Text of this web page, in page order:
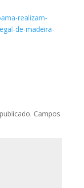
realizam-
de-madeira-
Campos